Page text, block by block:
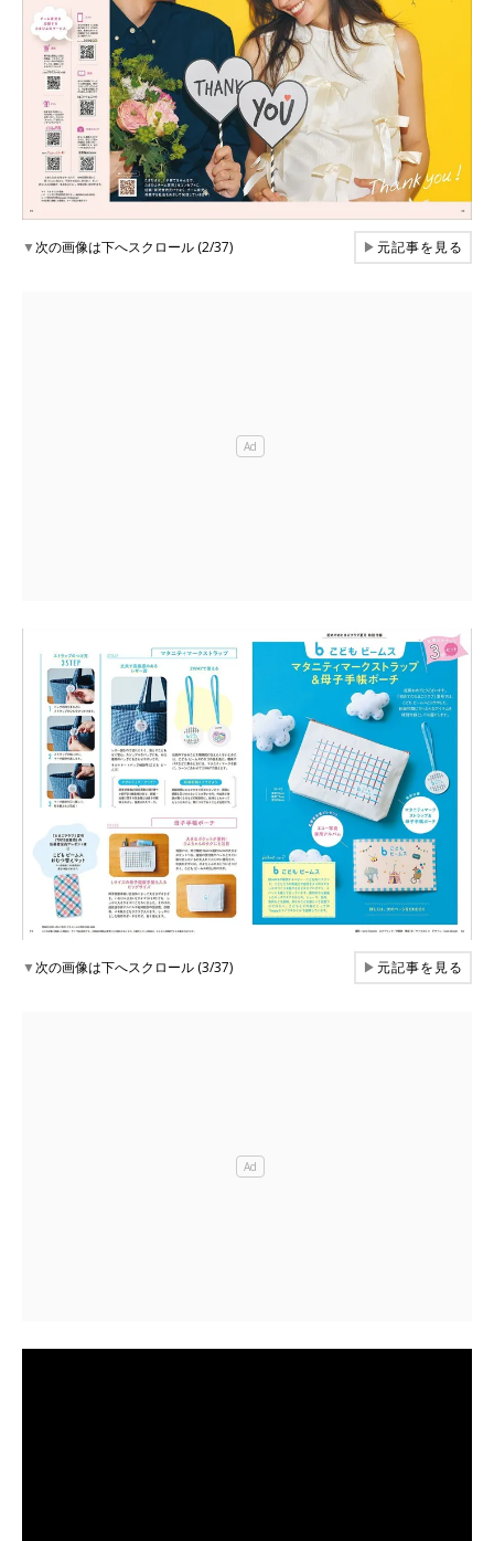
▼次の画像は下へスクロール (2/37) ▶元記事を見る
▼次の画像は下へスクロール (3/37) ▶元記事を見る